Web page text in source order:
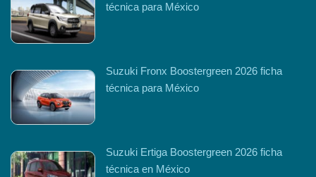
técnica para México
Suzuki Fronx Boostergreen 2026 ficha
técnica para México
Suzuki Ertiga Boostergreen 2026 ficha
técnica en México